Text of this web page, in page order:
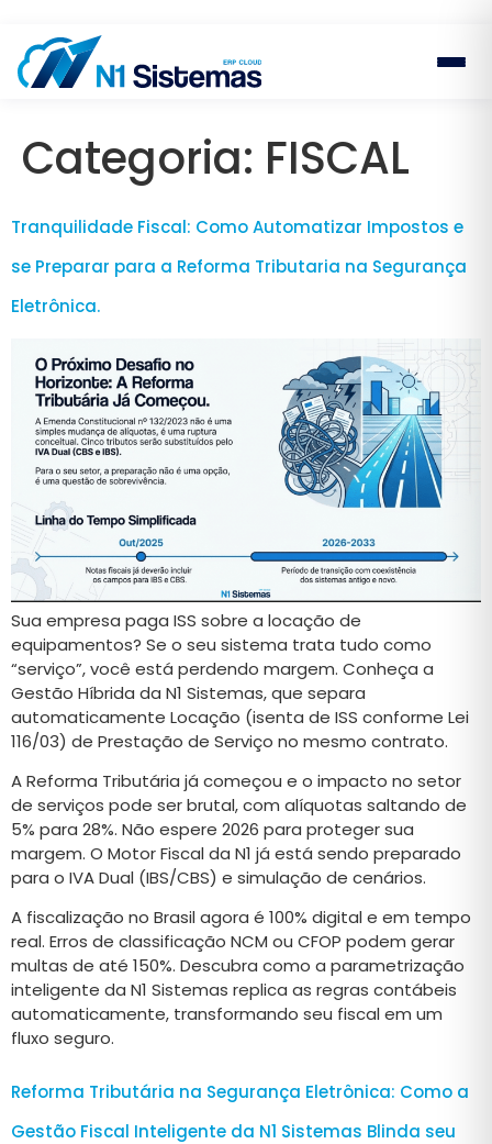
Categoria: FISCAL
Tranquilidade Fiscal: Como Automatizar Impostos e
se Preparar para a Reforma Tributaria na Segurança
Eletrônica.
Sua empresa paga ISS sobre a locação de
equipamentos? Se o seu sistema trata tudo como
“serviço”, você está perdendo margem. Conheça a
Gestão Híbrida da N1 Sistemas, que separa
automaticamente Locação (isenta de ISS conforme Lei
116/03) de Prestação de Serviço no mesmo contrato.
A Reforma Tributária já começou e o impacto no setor
de serviços pode ser brutal, com alíquotas saltando de
5% para 28%. Não espere 2026 para proteger sua
margem. O Motor Fiscal da N1 já está sendo preparado
para o IVA Dual (IBS/CBS) e simulação de cenários.
A fiscalização no Brasil agora é 100% digital e em tempo
real. Erros de classificação NCM ou CFOP podem gerar
multas de até 150%. Descubra como a parametrização
inteligente da N1 Sistemas replica as regras contábeis
automaticamente, transformando seu fiscal em um
fluxo seguro.
Reforma Tributária na Segurança Eletrônica: Como a
Gestão Fiscal Inteligente da N1 Sistemas Blinda seu